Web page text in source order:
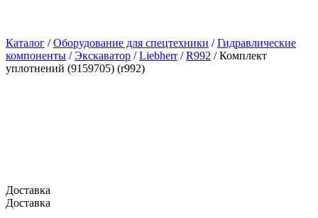
Каталог /Оборудование для спецтехники /Гидравлические
компоненты /Экскаватор /Liebherr/R992 /Комплект
уплотнений (9159705) (r992)
Доставка
Доставка